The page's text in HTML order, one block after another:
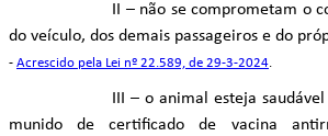
II – não se comprometam o
do veículo, dos demais passageiros e do
- Acrescido pela Lei nº 22.589, de 29-3-2024.
III – o animal esteja
munido de certificado de vacina